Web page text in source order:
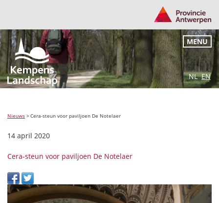
NL EN
MENU
Nieuws >Cera-steun voor paviljoen De Notelaer
14 april 2020
Cera-steun voor paviljoen De Notelaer